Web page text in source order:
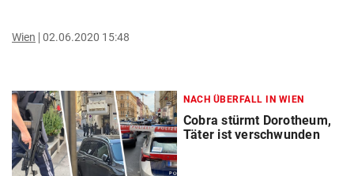
Wien 02.06.2020 15:48
NACH ÜBERFALL IN WIEN
Cobra stürmt Dorotheum,
Täter ist verschwunden